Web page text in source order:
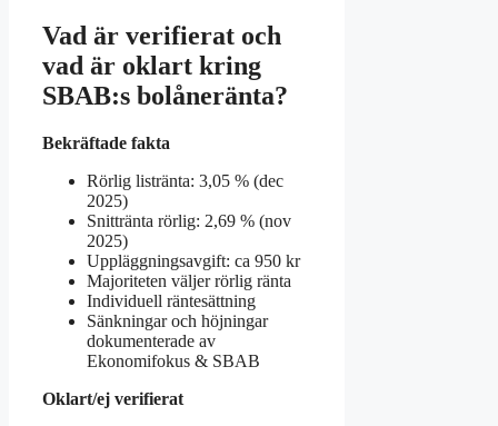
Vad är verifierat och
vad är oklart kring
SBAB:s bolåneränta?
Bekräftade fakta
Rörlig listränta: 3,05 % (dec
2025)
Snittränta rörlig: 2,69 % (nov
2025)
Uppläggningsavgift: ca 950 kr
Majoriteten väljer rörlig ränta
Individuell räntesättning
Sänkningar och höjningar
dokumenterade av
Ekonomifokus & SBAB
Oklart/ej verifierat